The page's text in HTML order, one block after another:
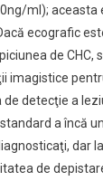
ml); aceasta
ecografic
de CHC,
imagistice
detecţie a
a încă
dar
de